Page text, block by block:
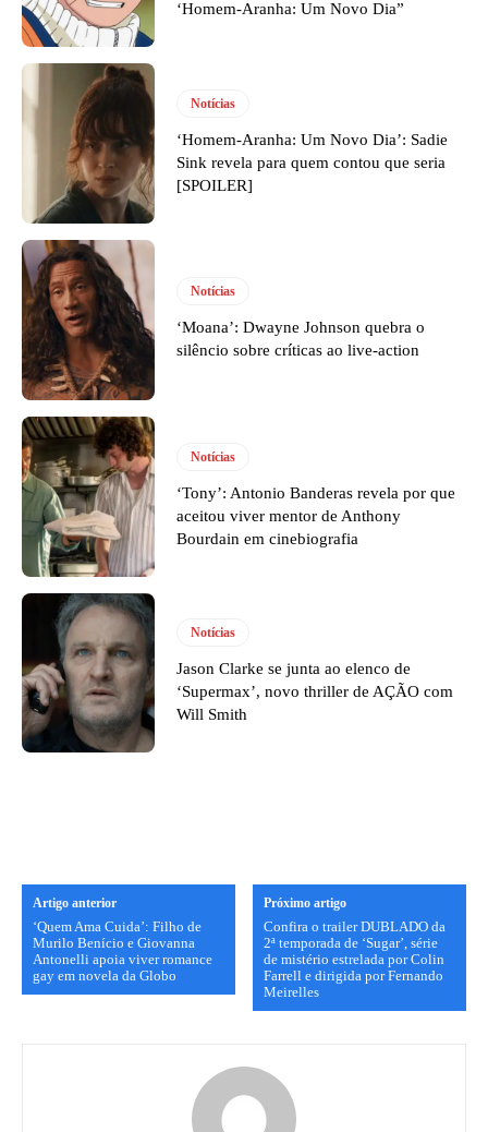
‘Homem-Aranha: Um Novo Dia”
Notícias
‘Homem-Aranha: Um Novo Dia’: Sadie
Sink revela para quem contou que seria
[SPOILER]
Notícias
‘Moana’: Dwayne Johnson quebra o
silêncio sobre críticas ao live-action
Notícias
‘Tony’: Antonio Banderas revela por que
aceitou viver mentor de Anthony
Bourdain em cinebiografia
Notícias
Jason Clarke se junta ao elenco de
‘Supermax’, novo thriller de AÇÃO com
Will Smith
Artigo anterior
‘Quem Ama Cuida’: Filho de
Murilo Benício e Giovanna
Antonelli apoia viver romance
gay em novela da Globo
Próximo artigo
Confira o trailer DUBLADO da
2ª temporada de ‘Sugar’, série
de mistério estrelada por Colin
Farrell e dirigida por Fernando
Meirelles